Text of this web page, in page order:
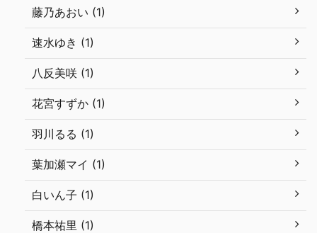
藤乃あおい (1)
速水ゆき (1)
八反美咲 (1)
花宮すずか (1)
羽川るる (1)
葉加瀬マイ (1)
白いん子 (1)
橋本祐里 (1)